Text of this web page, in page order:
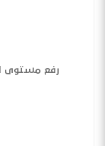
رفع مستوى